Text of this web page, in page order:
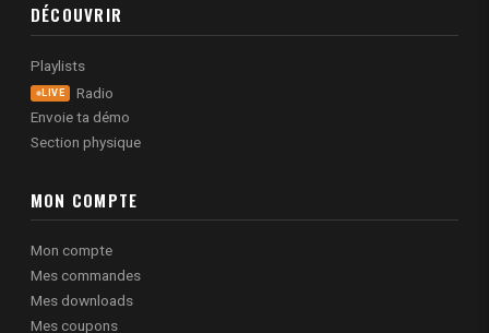
DÉCOUVRIR
Playlists
LIVE
Radio
Envoie ta démo
Section physique
MON COMPTE
Mon compte
Mes commandes
Mes downloads
Mes coupons